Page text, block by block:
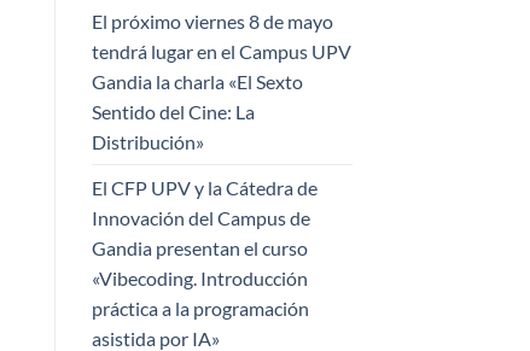
El próximo viernes 8 de mayo
tendrá lugar en el Campus UPV
Gandia la charla «El Sexto
Sentido del Cine: La
Distribución»
El CFP UPV y la Cátedra de
Innovación del Campus de
Gandia presentan el curso
«Vibecoding. Introducción
práctica a la programación
asistida por IA»